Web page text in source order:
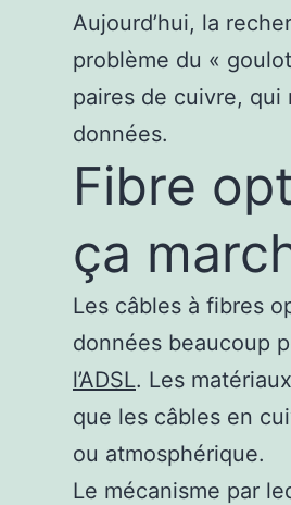
Aujourd’hui, la
problème du «
paires de cuivre, qui
données.
Fibre
ça
Les câbles à fibres
données beaucoup
l’ADSL. Les
que les câbles en
ou atmosphérique.
Le mécanisme par